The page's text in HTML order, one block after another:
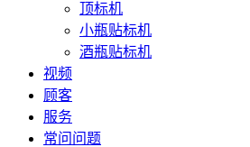
顶标机
小瓶贴标机
酒瓶贴标机
视频
顾客
服务
常问问题